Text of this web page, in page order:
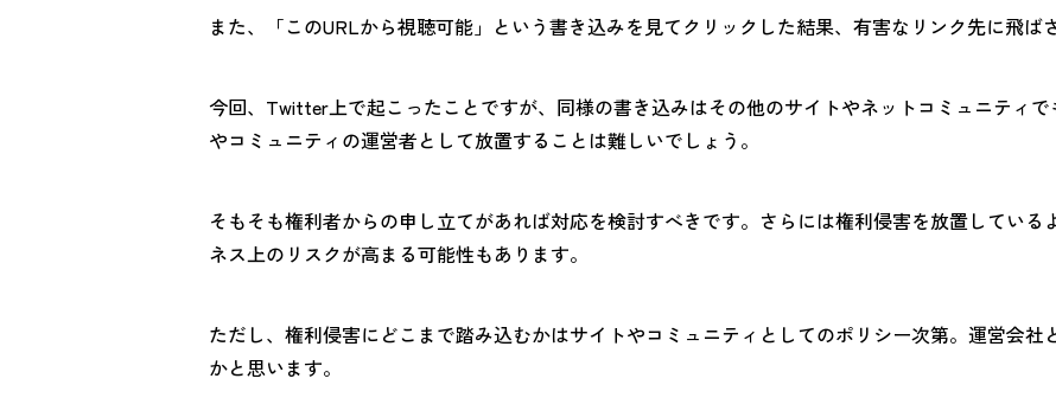
また、「このURLから視聴可能」という書き込みを見てクリックした結果、有害なリンク先に飛ば
今回、Twitter上で起こったことですが、同様の書き込みはその他のサイトやネットコミュニティ
やコミュニティの運営者として放置することは難しいでしょう。
そもそも権利者からの申し立てがあれば対応を検討すべきです。さらには権利侵害を放置してい
ネス上のリスクが高まる可能性もあります。
ただし、権利侵害にどこまで踏み込むかはサイトやコミュニティとしてのポリシー次第。運営会社
かと思います。